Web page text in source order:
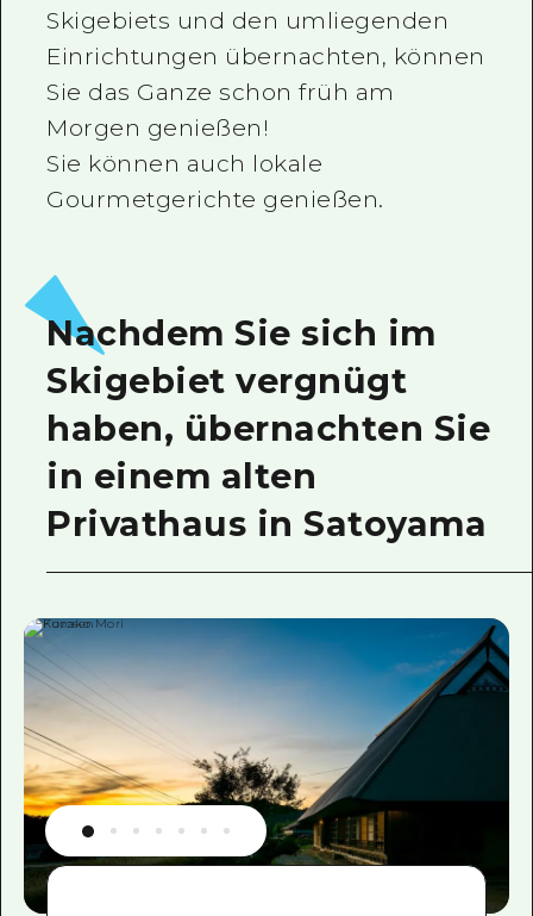
Ein freiwilliger Führer
Videos von Hiroshima
FAQs
Skigebiets und den umliegenden
Einrichtungen übernachten, können
Sie das Ganze schon früh am
Morgen genießen!
Sie können auch lokale
Gourmetgerichte genießen.
Nachdem Sie sich im
Skigebiet vergnügt
haben, übernachten Sie
in einem alten
Privathaus in Satoyama